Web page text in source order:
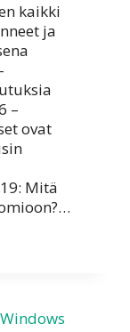
kaikki
ja
–
ovat
Mitä